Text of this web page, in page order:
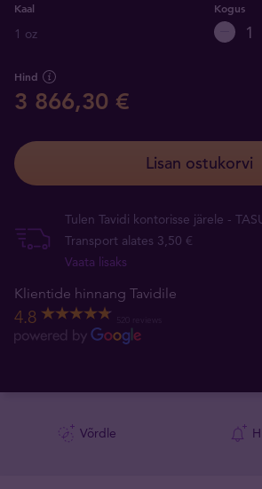
Kaal
1 oz
Kogus
Hind
3 866,30 €
Lisan ostukorvi
Tulen Tavidi kontorisse järele -
Transport alates 3,50 €
Vaata lisaks
Klientide hinnang Tavidile
4.8
Võrdle